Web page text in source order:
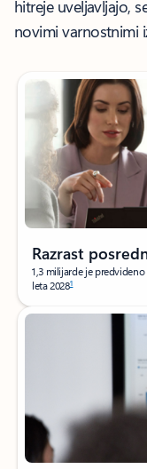
hitreje uveljavljajo,
novimi varnostnimi
Razrast
1,3 milijarde je
leta 20281